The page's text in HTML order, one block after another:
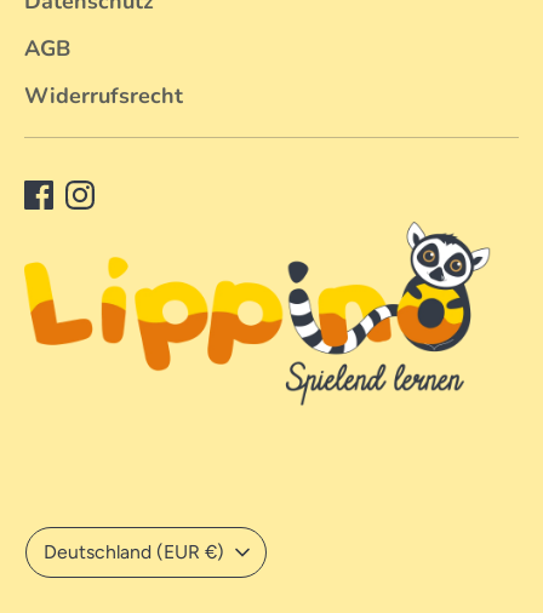
AGB
Widerrufsrecht
Währung
Deutschland (EUR €)